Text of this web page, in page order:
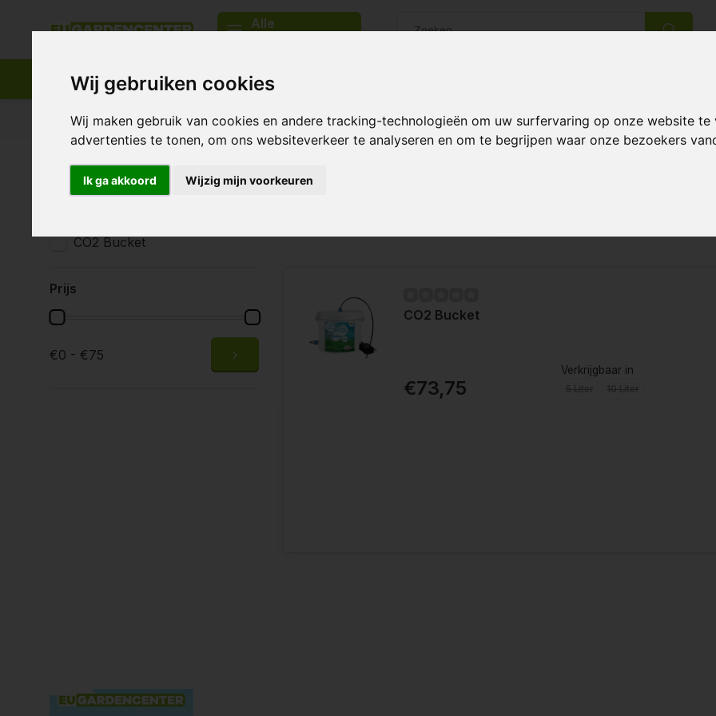
Wij gebruiken cookies
Wij maken gebruik van cookies en andere tracking-technologieën om uw surfervaring op onze website
advertenties te tonen, om ons websiteverkeer te analyseren en om te begrijpen waar onze bezoekers
Ik ga akkoord Wijzig mijn voorkeuren
Alle
categorieën
Passend assortiment Levering in heel Europa 14 Dagen retourrecht Beste klantenservice
Merken
CO2 Bucket
Prijs
€0 - €75
CO2 Bucket
€73,75
Verkrijgbaar in